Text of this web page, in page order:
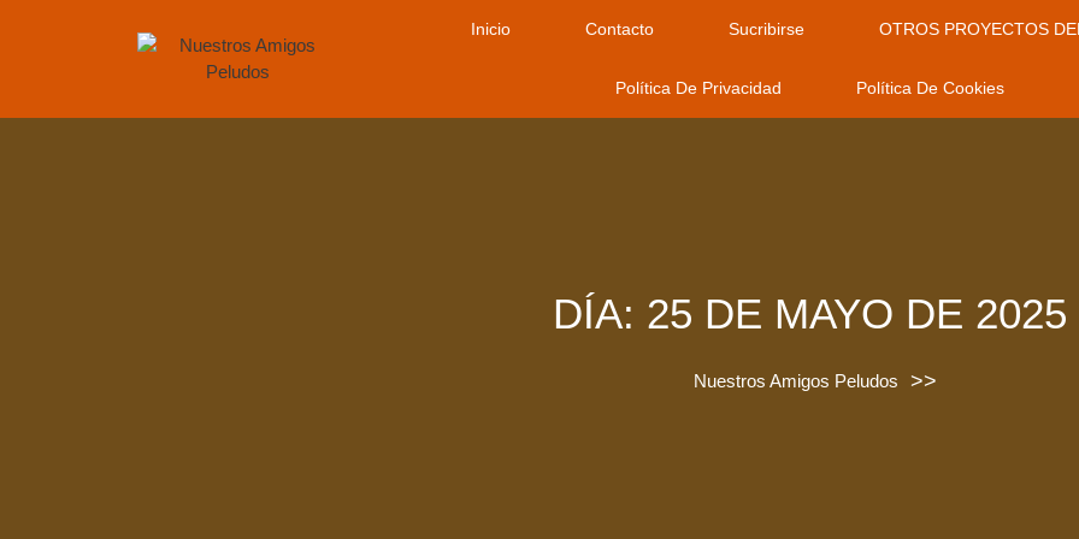
Inicio Contacto Sucribirse OTROS PROYECTOS
Política De Privacidad Política De Cookies
DÍA: 25 DE MAYO DE 2025
Nuestros Amigos Peludos >>